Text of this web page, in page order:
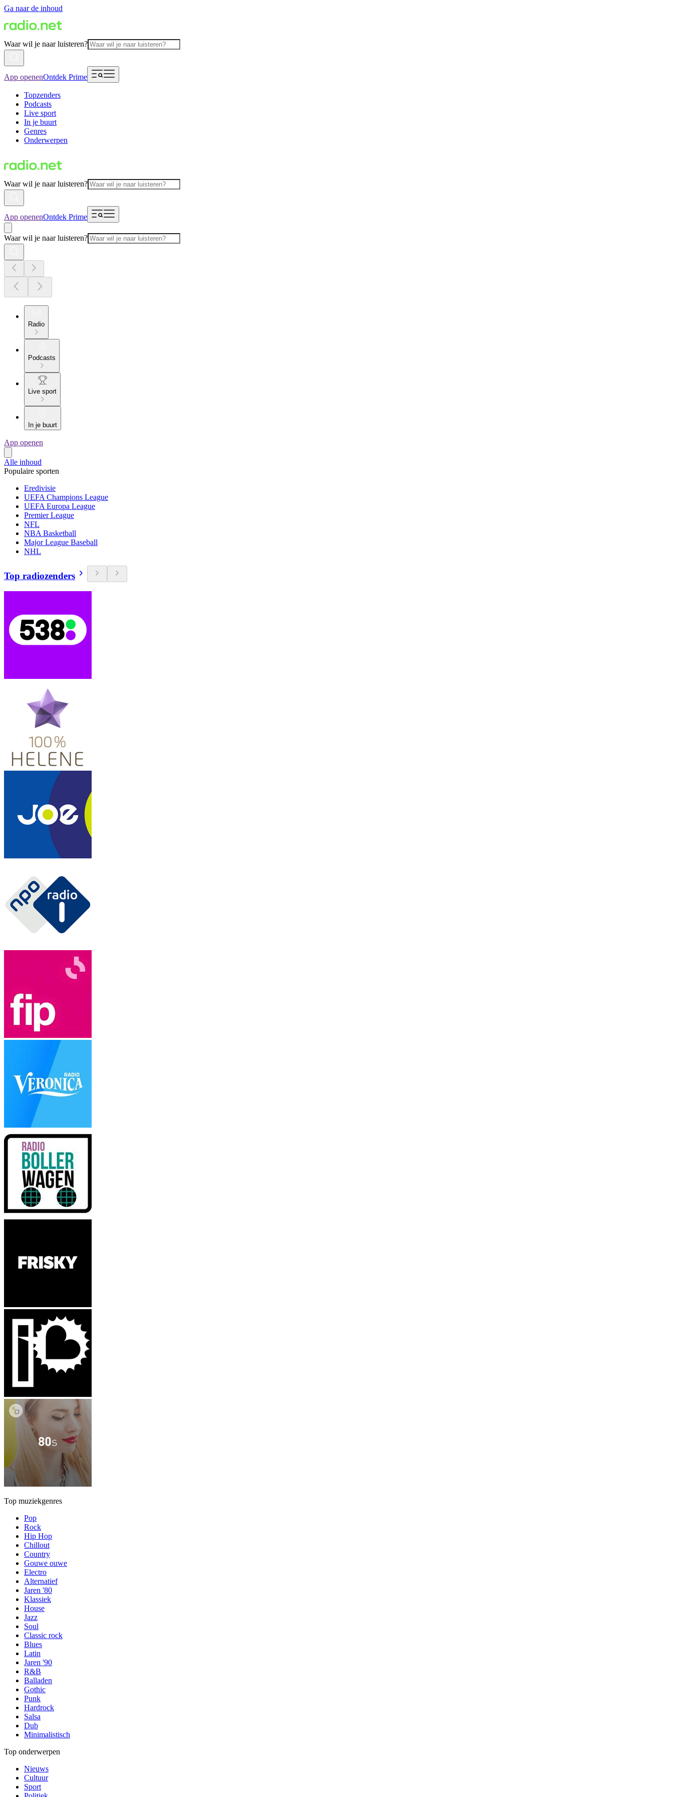
Ga naar de inhoud
Waar wil je naar luisteren?
App openenOntdek Prime
Topzenders
Podcasts
Live sport
In je buurt
Genres
Onderwerpen
Waar wil je naar luisteren?
App openenOntdek Prime
Waar wil je naar luisteren?
Radio
Podcasts
Live sport
In je buurt
App openen
Alle inhoud
Populaire sporten
Eredivisie
UEFA Champions League
UEFA Europa League
Premier League
NFL
NBA Basketball
Major League Baseball
NHL
Top radiozenders
Top muziekgenres
Pop
Rock
Hip Hop
Chillout
Country
Gouwe ouwe
Electro
Alternatief
Jaren '80
Klassiek
House
Jazz
Soul
Classic rock
Blues
Latin
Jaren '90
R&B
Balladen
Gothic
Punk
Hardrock
Salsa
Dub
Minimalistisch
Top onderwerpen
Nieuws
Cultuur
Sport